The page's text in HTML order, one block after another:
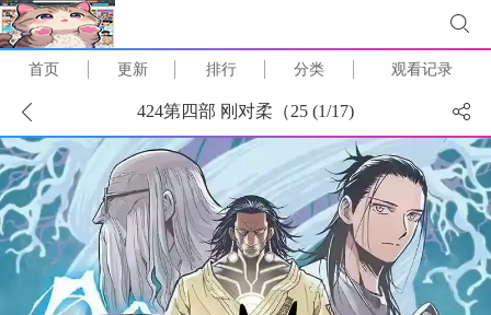
首页 更新 排行 分类 观看记录
424第四部 刚对柔（25 (1/17)